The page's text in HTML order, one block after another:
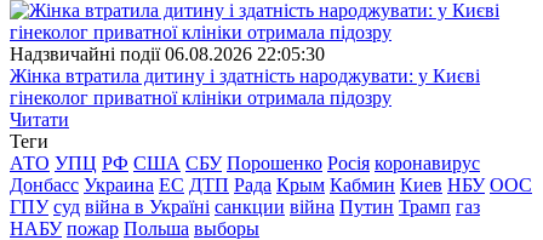
Надзвичайні події 06.08.2026 22:05:30
Жінка втратила дитину і здатність народжувати: у Києві
гінеколог приватної клініки отримала підозру
Читати
Теги
АТО УПЦ РФ США СБУ Порошенко Росія коронавирус
Донбасс Украина ЕС ДТП Рада Крым Кабмин Киев НБУ ООС
ГПУ суд війна в Україні санкции війна Путин Трамп газ
НАБУ пожар Польша выборы